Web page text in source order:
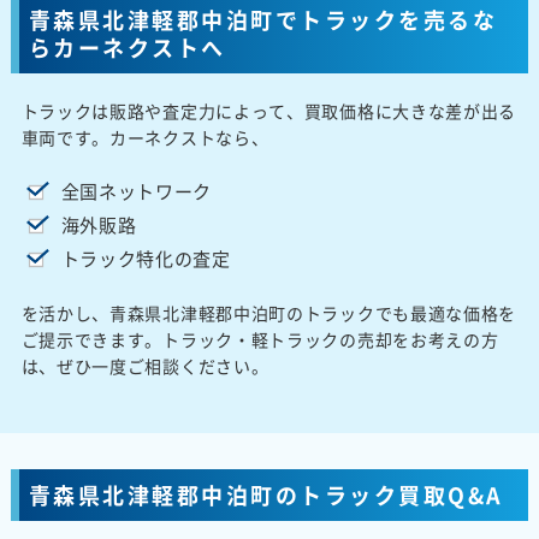
青森県北津軽郡中泊町でトラックを売るな
らカーネクストへ
トラックは販路や査定力によって、買取価格に大きな差が出る
車両です。カーネクストなら、
全国ネットワーク
海外販路
トラック特化の査定
を活かし、青森県北津軽郡中泊町のトラックでも最適な価格を
ご提示できます。トラック・軽トラックの売却をお考えの方
は、ぜひ一度ご相談ください。
青森県北津軽郡中泊町のトラック買取Q&A